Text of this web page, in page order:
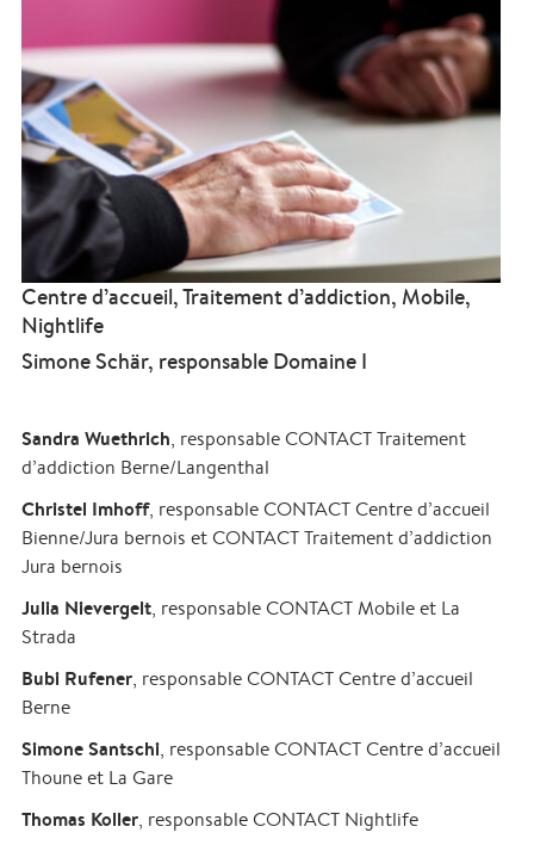
Centre d’accueil, Traitement d’addiction, Mobile,
Nightlife
Simone Schär, responsable Domaine I
Sandra Wuethrich, responsable CONTACT Traitement
d’addiction Berne/Langenthal
Christel Imhoff, responsable CONTACT Centre d’accueil
Bienne/Jura bernois et CONTACT Traitement d’addiction
Jura bernois
Julia Nievergelt, responsable CONTACT Mobile et La
Strada
Bubi Rufener, responsable CONTACT Centre d’accueil
Berne
Simone Santschi, responsable CONTACT Centre d’accueil
Thoune et La Gare
Thomas Koller, responsable CONTACT Nightlife